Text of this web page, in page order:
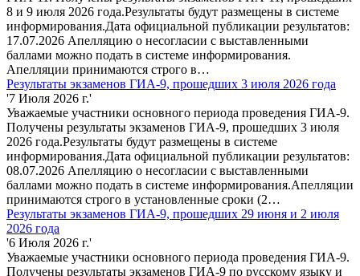
8 и 9 июля 2026 года.Результаты будут размещены в системе
информирования.Дата официальной публикации результатов:
17.07.2026 Апелляцию о несогласии с выставленными
баллами можно подать в системе информирования.
Апелляции принимаются строго в…
Результаты экзаменов ГИА-9, прошедших 3 июля 2026 года
'7 Июля 2026 г.'
Уважаемые участники основного периода проведения ГИА-9.
Получены результаты экзаменов ГИА-9, прошедших 3 июля
2026 года.Результаты будут размещены в системе
информирования.Дата официальной публикации результатов:
08.07.2026 Апелляцию о несогласии с выставленными
баллами можно подать в системе информирования.Апелляции
принимаются строго в установленные сроки (2…
Результаты экзаменов ГИА-9, прошедших 29 июня и 2 июля
2026 года
'6 Июля 2026 г.'
Уважаемые участники основного периода проведения ГИА-9.
Получены результаты экзаменов ГИА-9 по русскому языку и